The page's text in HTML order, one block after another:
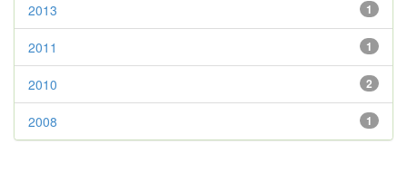
1
2013
1
2011
2
2010
1
2008